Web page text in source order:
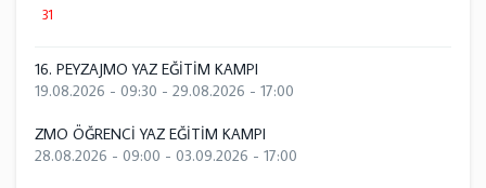
31
16. PEYZAJMO YAZ EĞİTİM KAMPI
19.08.2026 - 09:30 - 29.08.2026 - 17:00
ZMO ÖĞRENCİ YAZ EĞİTİM KAMPI
28.08.2026 - 09:00 - 03.09.2026 - 17:00